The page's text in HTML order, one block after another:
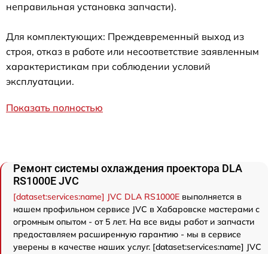
неправильная установка запчасти).
Для комплектующих: Преждевременный выход из
строя, отказ в работе или несоответствие заявленным
характеристикам при соблюдении условий
эксплуатации.
Показать полностью
Ремонт системы охлаждения проектора DLA
RS1000E JVC
[dataset:services:name] JVC DLA RS1000E выполняется в
нашем профильном сервисе JVC в Хабаровске мастерами с
огромным опытом - от 5 лет. На все виды работ и запчасти
предоставляем расширенную гарантию - мы в сервисе
уверены в качестве наших услуг. [dataset:services:name] JVC